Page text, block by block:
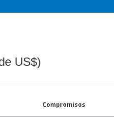
US$)
Compromisos